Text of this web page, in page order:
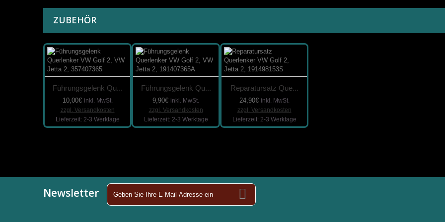
ZUBEHÖR
Führungsgelenk Qu...
10,00€ inkl. MwSt.
zzgl. Versandkosten
Lieferzeit: 2-3 Werktage
Führungsgelenk Qu...
9,90€ inkl. MwSt.
zzgl. Versandkosten
Lieferzeit: 2-3 Werktage
Reparatursatz Que...
24,90€ inkl. MwSt.
zzgl. Versandkosten
Lieferzeit: 2-3 Werktage
Newsletter